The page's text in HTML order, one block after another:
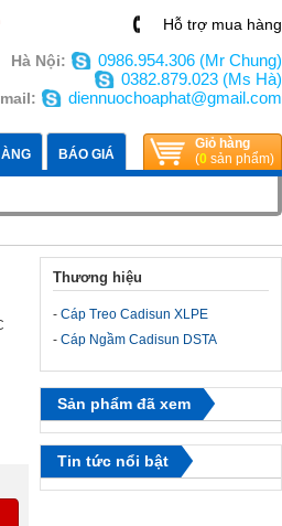
Hỗ trợ mua hàng
Hà Nội:
0986.954.306 (Mr Chung)
0382.879.023 (Ms Hà)
diennuochoaphat@gmail.com
BÁO GIÁ
Giỏ hàng
(0 sản phẩm)
Thương hiệu
- Cáp Treo Cadisun XLPE
- Cáp Ngầm Cadisun DSTA
Sản phẩm đã xem
Tin tức nổi bật